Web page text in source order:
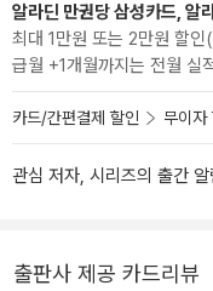
알라딘 만권당 삼성카드, 알
최대 1만원 또는 2만원 할
급월 +1개월까지는 전월 실
카드/간편결제 할인 무이자
관심 저자, 시리즈의 출간
출판사 제공 카드리뷰